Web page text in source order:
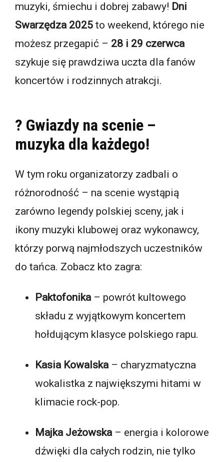
muzyki, śmiechu i dobrej zabawy! Dni
Swarzędza 2025 to weekend, którego nie
możesz przegapić – 28 i 29 czerwca
szykuje się prawdziwa uczta dla fanów
koncertów i rodzinnych atrakcji.
? Gwiazdy na scenie –
muzyka dla każdego!
W tym roku organizatorzy zadbali o
różnorodność – na scenie wystąpią
zarówno legendy polskiej sceny, jak i
ikony muzyki klubowej oraz wykonawcy,
którzy porwą najmłodszych uczestników
do tańca. Zobacz kto zagra:
Paktofonika– powrót kultowego
składu z wyjątkowym koncertem
hołdującym klasyce polskiego rapu.
Kasia Kowalska– charyzmatyczna
wokalistka z największymi hitami w
klimacie rock-pop.
Majka Jeżowska– energia i kolorowe
dźwięki dla całych rodzin, nie tylko